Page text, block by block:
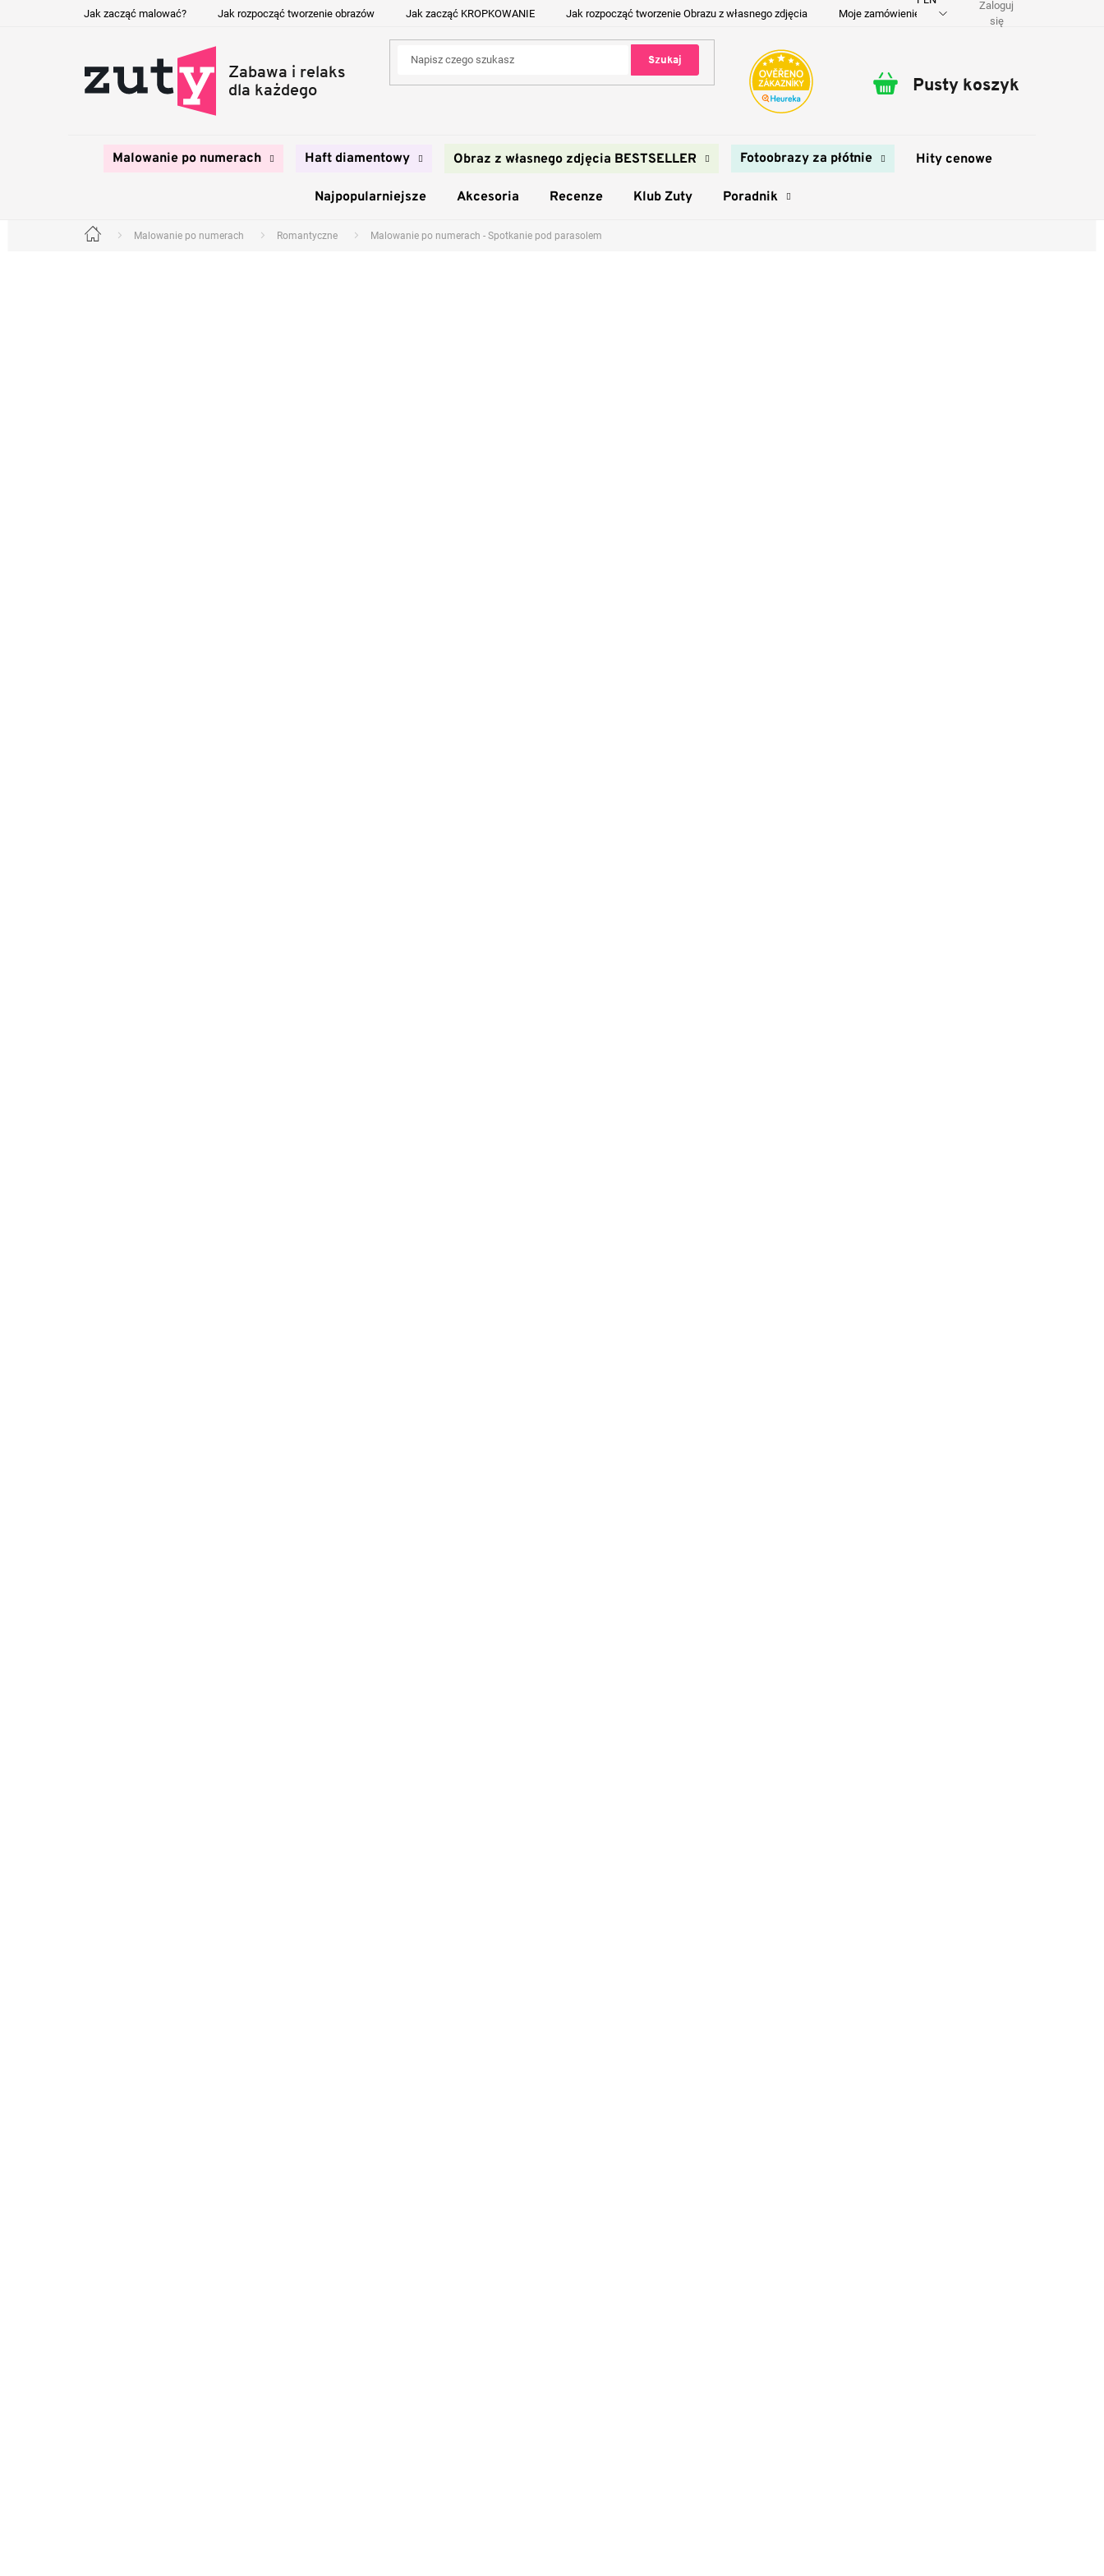
Jak zacząć malować? Jak rozpocząć tworzenie obrazów Jak zacząć KROPKOWANIE Jak rozpocząć tworzenie Obrazu z własnego zdjęcia Moje zamówienie Dostawa i płatność
Zaloguj
się
Szukaj
Koszyk
Pusty koszyk
Malowanie po numerach Haft diamentowy Obraz z własnego zdjęcia BESTSELLER Fotoobrazy za płótnie Hity cenowe
Najpopularniejsze Akcesoria Recenze Klub Zuty Poradnik
Home Malowanie po numerach Romantyczne Malowanie po numerach - Spotkanie pod parasolem